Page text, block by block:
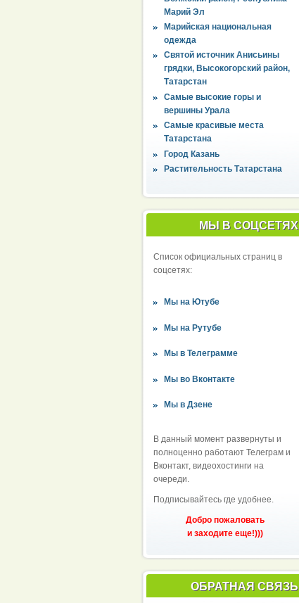
Марий Эл
Марийская национальная
одежда
Святой источник Анисьины
грядки, Высокогорский район,
Татарстан
Самые высокие горы и
вершины Урала
Самые красивые места
Татарстана
Город Казань
Растительность Татарстана
МЫ В СОЦСЕТЯХ
Список официальных страниц в
соцсетях:
Мы на Ютубе
Мы на Рутубе
Мы в Телеграмме
Мы во Вконтакте
Мы в Дзене
В данный момент развернуты и
полноценно работают Телеграм и
Вконтакт, видеохостинги на
очереди.
Подписывайтесь где удобнее.
Добро пожаловать
и заходите еще!)))
ОБРАТНАЯ СВЯЗЬ